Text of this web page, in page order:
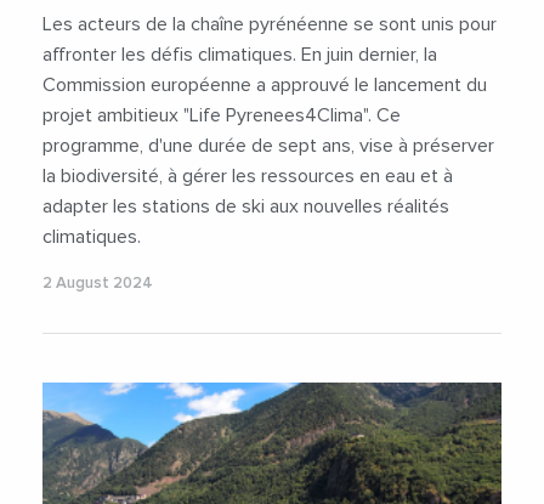
Les acteurs de la chaîne pyrénéenne se sont unis pour
affronter les défis climatiques. En juin dernier, la
Commission européenne a approuvé le lancement du
projet ambitieux "Life Pyrenees4Clima". Ce
programme, d'une durée de sept ans, vise à préserver
la biodiversité, à gérer les ressources en eau et à
adapter les stations de ski aux nouvelles réalités
climatiques.
2 August 2024